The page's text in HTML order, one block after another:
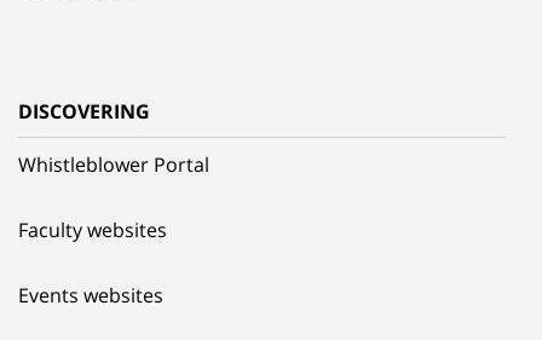
DISCOVERING
Whistleblower Portal
Faculty websites
Events websites